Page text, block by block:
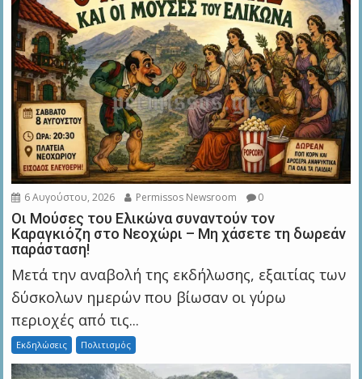
6 Αυγούστου, 2026 Permissos Newsroom 0
Οι Μούσες του Ελικώνα συναντούν τον
Καραγκιόζη στο Νεοχώρι – Μη χάσετε τη δωρεάν
παράσταση!
Μετά την αναβολή της εκδήλωσης, εξαιτίας των
δύσκολων ημερών που βίωσαν οι γύρω
περιοχές από τις...
Εκδηλώσεις Πολιτισμός